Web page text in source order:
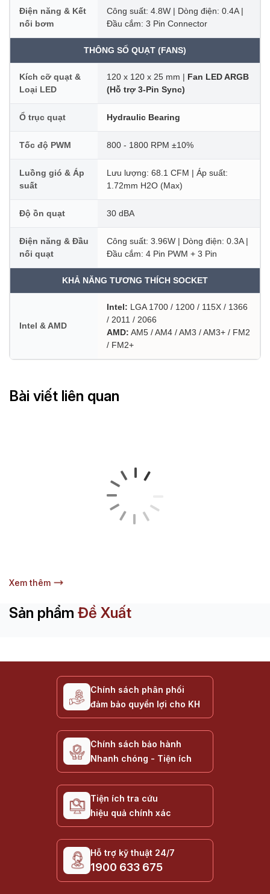
Điện năng & Kết
nối bơm
Công suất: 4.8W | Dòng điện: 0.4A |
Đầu cắm: 3 Pin Connector
THÔNG SỐ QUẠT (FANS)
Kích cỡ quạt &
Loại LED
120 x 120 x 25 mm | Fan LED ARGB
(Hỗ trợ 3-Pin Sync)
Ổ trục quạt Hydraulic Bearing
Tốc độ PWM 800 - 1800 RPM ±10%
Luồng gió & Áp
suất
Lưu lượng: 68.1 CFM | Áp suất:
1.72mm H2O (Max)
Độ ồn quạt 30 dBA
Điện năng & Đầu
nối quạt
Công suất: 3.96W | Dòng điện: 0.3A |
Đầu cắm: 4 Pin PWM + 3 Pin
KHẢ NĂNG TƯƠNG THÍCH SOCKET
Intel & AMD
Intel: LGA 1700 / 1200 / 115X / 1366
/ 2011 / 2066
AMD: AM5 / AM4 / AM3 / AM3+ / FM2
/ FM2+
Bài viết liên quan
Xem thêm
Sản phẩm Đề Xuất
Chính sách phân phối
đảm bảo quyền lợi cho KH
Chính sách bảo hành
Nhanh chóng - Tiện ích
Tiện ích tra cứu
hiệu quả chính xác
Hỗ trợ kỹ thuật 24/7
1900 633 675